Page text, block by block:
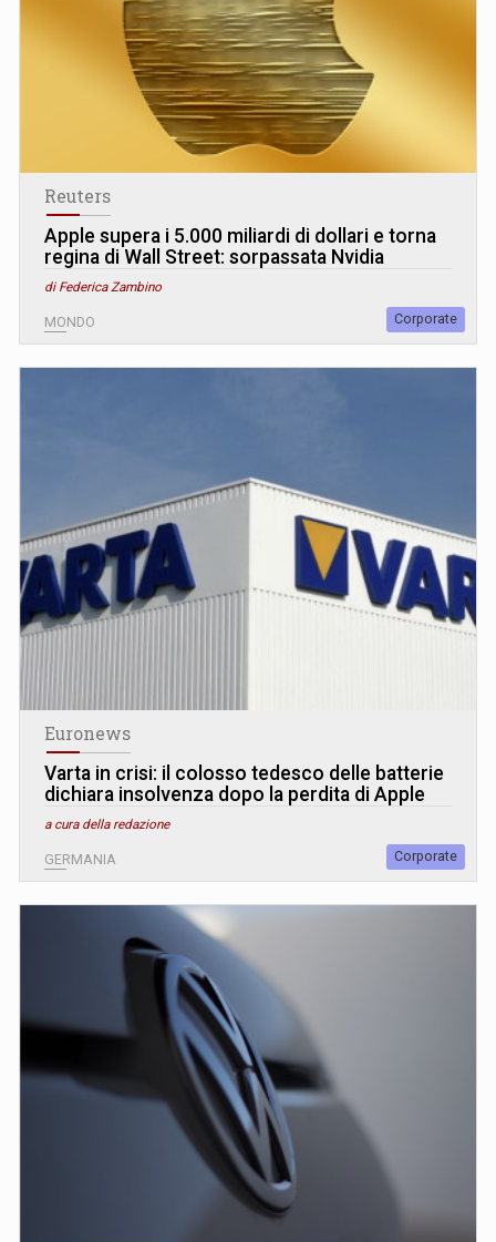
Reuters
Apple supera i 5.000 miliardi di dollari e torna
regina di Wall Street: sorpassata Nvidia
di Federica Zambino
MONDO Corporate
Euronews
Varta in crisi: il colosso tedesco delle batterie
dichiara insolvenza dopo la perdita di Apple
a cura della redazione
GERMANIA Corporate